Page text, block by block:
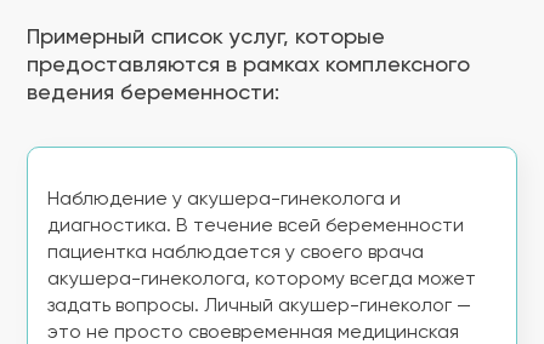
Примерный список услуг, которые
предоставляются в рамках комплексного
ведения беременности:
Наблюдение у акушера-гинеколога и
диагностика. В течение всей беременности
пациентка наблюдается у своего врача
акушера-гинеколога, которому всегда может
задать вопросы. Личный акушер-гинеколог —
это не просто своевременная медицинская